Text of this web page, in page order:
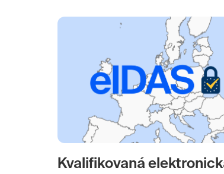
digitalizačních milnících Česka. Co
považuje za největší úspěch, co by
mladým úředníkům a jaké má plány do
budoucna?
Kvalifikovaná